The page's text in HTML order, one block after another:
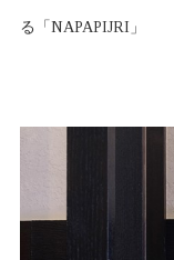
る「NAPAPIJRI」